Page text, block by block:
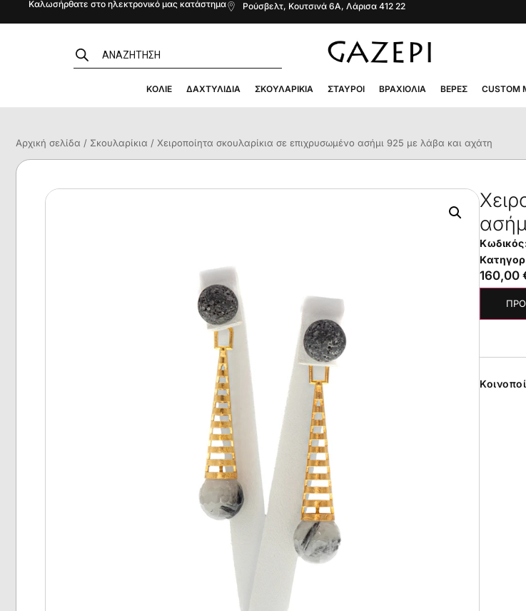
Καλωσήρθατε στο ηλεκτρονικό μας κατάστημα Ρούσβελτ, Κουτσινά 6Α, Λάρισα 412 22
ΚΟΛΙΈ ΔΑΧΤΥΛΊΔΙΑ ΣΚΟΥΛΑΡΊΚΙΑ ΣΤΑΥΡΟΊ ΒΡΑΧΙΌΛΙΑ ΒΈΡΕΣ CUSTOM
Αρχική σελίδα / Σκουλαρίκια / Χειροποίητα σκουλαρίκια σε επιχρυσωμένο ασήμι 925 με λάβα και αχάτη
160,00